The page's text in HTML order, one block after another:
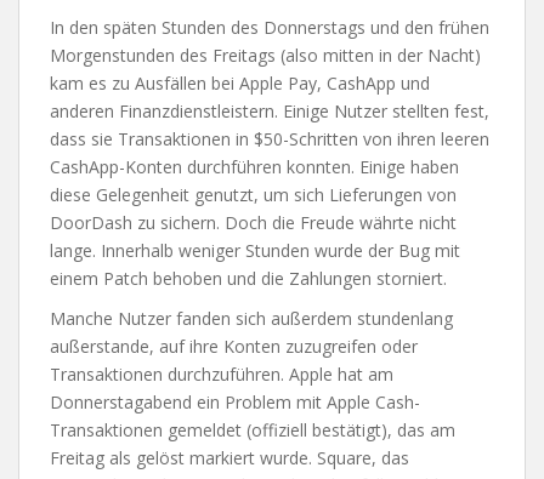
In den späten Stunden des Donnerstags und den frühen
Morgenstunden des Freitags (also mitten in der Nacht)
kam es zu Ausfällen bei Apple Pay, CashApp und
anderen Finanzdienstleistern. Einige Nutzer stellten fest,
dass sie Transaktionen in $50-Schritten von ihren leeren
CashApp-Konten durchführen konnten. Einige haben
diese Gelegenheit genutzt, um sich Lieferungen von
DoorDash zu sichern. Doch die Freude währte nicht
lange. Innerhalb weniger Stunden wurde der Bug mit
einem Patch behoben und die Zahlungen storniert.
Manche Nutzer fanden sich außerdem stundenlang
außerstande, auf ihre Konten zuzugreifen oder
Transaktionen durchzuführen. Apple hat am
Donnerstagabend ein Problem mit Apple Cash-
Transaktionen gemeldet (offiziell bestätigt), das am
Freitag als gelöst markiert wurde. Square, das